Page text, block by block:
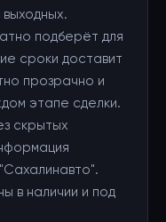
подберёт для
сроки доставит
прозрачно и
этапе сделки.
скрытых
в наличии и под